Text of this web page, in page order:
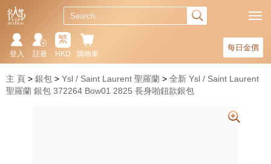
每日金價
購物車
繁
HKD
註冊
登入
主 頁 銀包 Ysl / Saint Laurent 聖羅蘭
全新 Ysl / Saint Laurent
聖羅蘭 銀包 372264 Bow01 2825 長身啪鈕款銀包